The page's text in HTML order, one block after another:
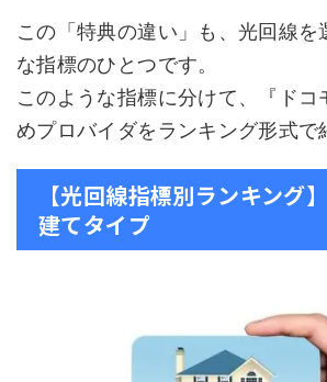
この「特典の違い」も、光回線を
な指標のひとつです。
このような指標に分けて、『ドコ
めプロバイダをランキング形式で
【光回線指標別ランキング
建てタイプ